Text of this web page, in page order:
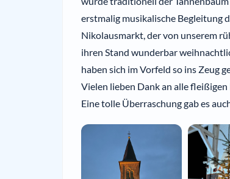
erstmalig musikalische Begleitung
Nikolausmarkt, der von unserem
ihren Stand wunderbar
haben sich im Vorfeld so ins Zeug
Vielen lieben Dank an alle
Eine tolle Überraschung gab es